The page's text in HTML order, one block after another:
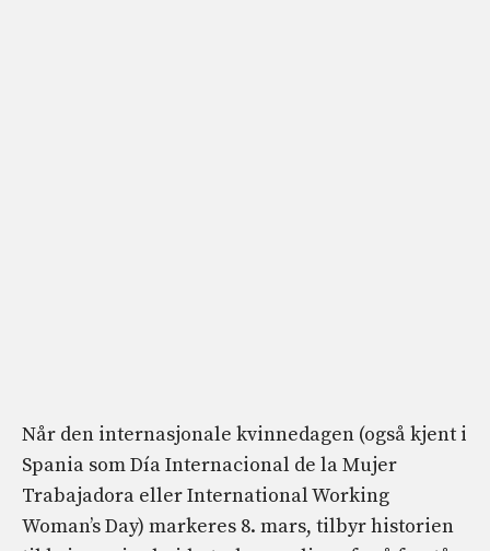
Når den internasjonale kvinnedagen (også kjent i
Spania som Día Internacional de la Mujer
Trabajadora eller International Working
Woman’s Day) markeres 8. mars, tilbyr historien